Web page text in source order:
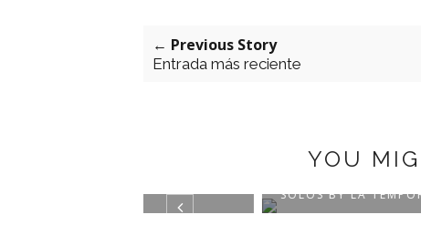
← Previous Story
Entrada más reciente
YOU
SOLOS BY LA TEMPOR...